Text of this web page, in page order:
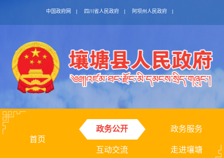
中国政府网 | 四川省人民政府 | 阿坝州人民政府 |
首页
政务公开 政务服务
互动交流 走进壤塘